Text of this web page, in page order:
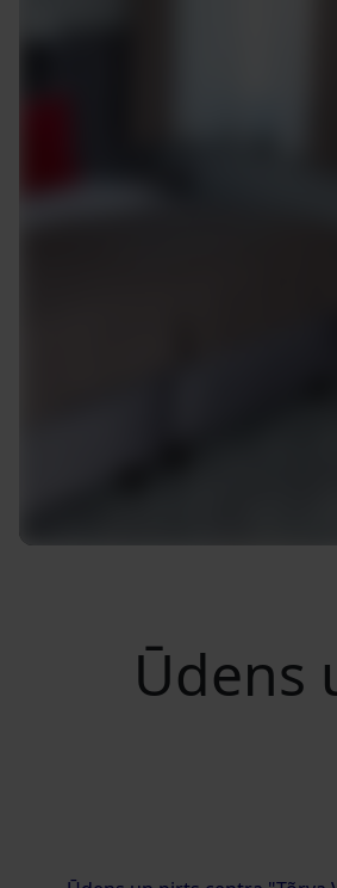
Ūdens